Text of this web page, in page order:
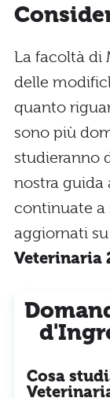
La facoltà di
delle
quanto
sono più
studieranno
nostra guida
continuate a
aggiornati
Veterinaria
Cosa